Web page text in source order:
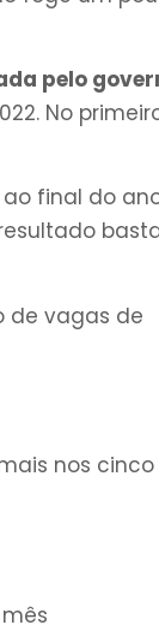
pelo
No
final do
de vagas de
nos cinco